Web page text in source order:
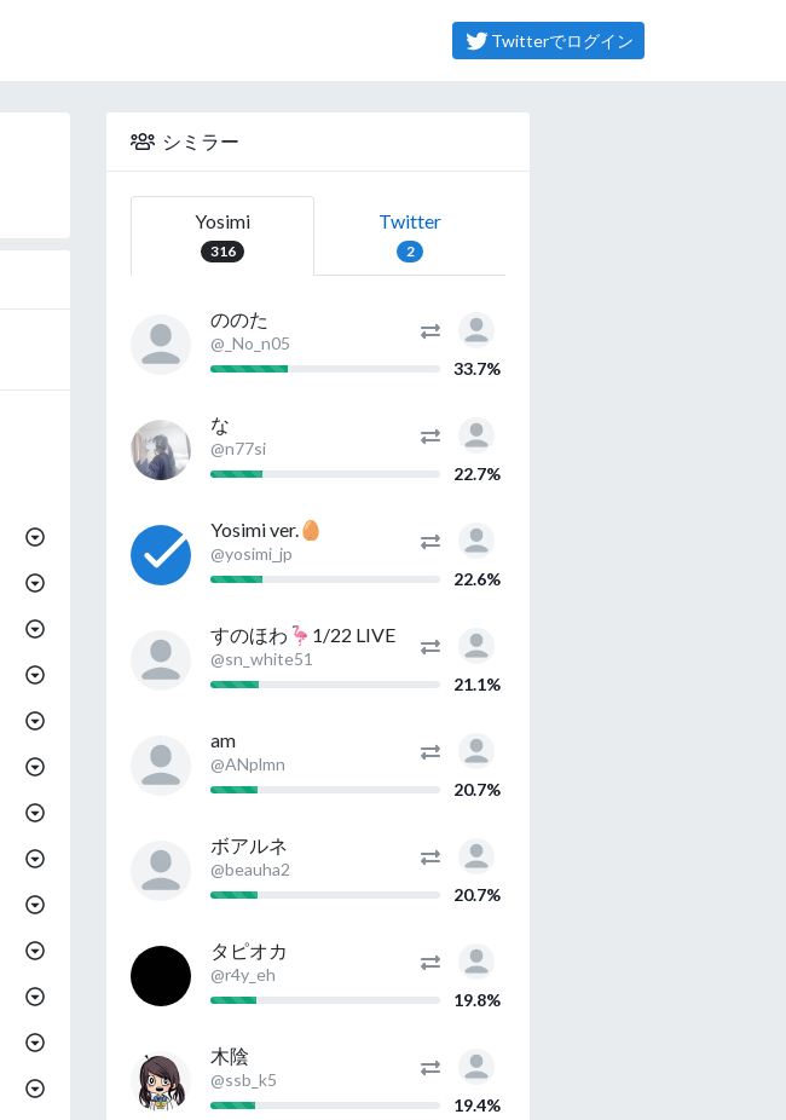
Twitterでログイン
シミラー
Yosimi
316
Twitter
2
ののた
@_No_n05
33.7%
な
@n77si
22.7%
Yosimi ver.🥚
@yosimi_jp
22.6%
すのほわ🦩1/22 LIVE
@sn_white51
21.1%
am
@ANplmn
20.7%
ボアルネ
@beauha2
20.7%
タピオカ
@r4y_eh
19.8%
木陰
@ssb_k5
19.4%